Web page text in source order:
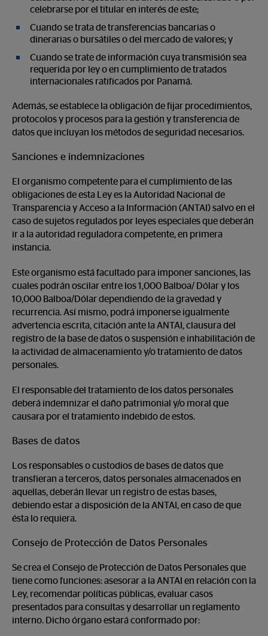
celebrarse por el titular en interés de este;
Cuando se trata de transferencias bancarias o
dinerarias o bursátiles o del mercado de valores; y
Cuando se trate de información cuya transmisión sea
requerida por ley o en cumplimiento de tratados
internacionales ratificados por Panamá.
Además, se establece la obligación de fijar procedimientos,
protocolos y procesos para la gestión y transferencia de
datos que incluyan los métodos de seguridad necesarios.
Sanciones e indemnizaciones
El organismo competente para el cumplimiento de las
obligaciones de esta Ley es la Autoridad Nacional de
Transparencia y Acceso a la Información (ANTAI) salvo en el
caso de sujetos regulados por leyes especiales que deberán
ir a la autoridad reguladora competente, en primera
instancia.
Este organismo está facultado para imponer sanciones, las
cuales podrán oscilar entre los 1,000 Balboa/ Dólar y los
10,000 Balboa/Dólar dependiendo de la gravedad y
recurrencia. Así mismo, podrá imponerse igualmente
advertencia escrita, citación ante la ANTAI, clausura del
registro de la base de datos o suspensión e inhabilitación de
la actividad de almacenamiento y/o tratamiento de datos
personales.
El responsable del tratamiento de los datos personales
deberá indemnizar el daño patrimonial y/o moral que
causara por el tratamiento indebido de estos.
Bases de datos
Los responsables o custodios de bases de datos que
transfieran a terceros, datos personales almacenados en
aquellas, deberán llevar un registro de estas bases,
debiendo estar a disposición de la ANTAI, en caso de que
ésta lo requiera.
Consejo de Protección de Datos Personales
Se crea el Consejo de Protección de Datos Personales que
tiene como funciones: asesorar a la ANTAI en relación con la
Ley, recomendar políticas públicas, evaluar casos
presentados para consultas y desarrollar un reglamento
interno. Dicho órgano estará conformado por: